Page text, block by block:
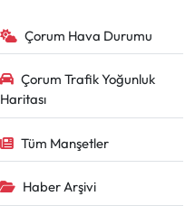
Çorum Hava Durumu
Çorum Trafik Yoğunluk
Haritası
Tüm Manşetler
Haber Arşivi